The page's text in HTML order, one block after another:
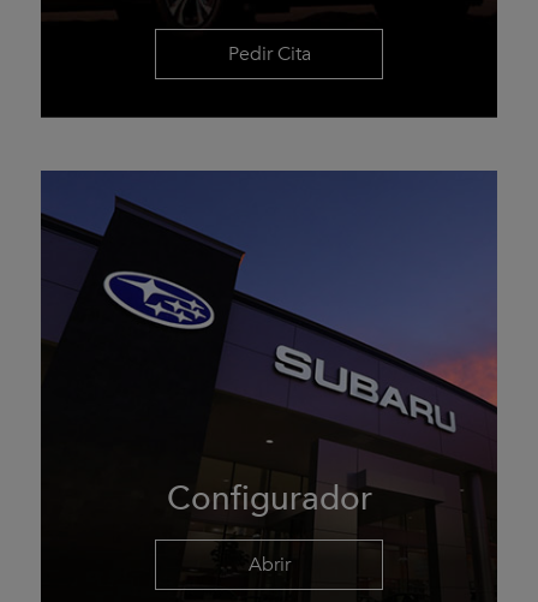
Pedir Cita
Configurador
Abrir